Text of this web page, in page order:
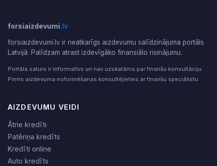
forsiaizdevumi.lv
forsiaizdevumi.lv ir neatkarīgs aizdevumu salīdzinājuma portāls
Latvijā. Palīdzam atrast izdevīgāko finansiālo risinājumu.
Portāla saturs ir informatīvs un nav uzskatāms par finanšu konsultāciju.
Pirms aizdevuma noformēšanas konsultējieties ar finanšu speciālistu.
AIZDEVUMU VEIDI
Ātrie kredīti
Patēriņa kredīts
Kredīti online
Auto kredīts